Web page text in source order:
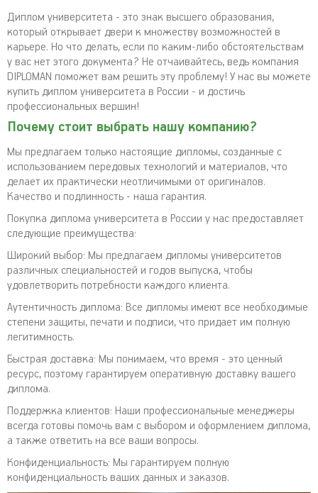
Диплом университета - это знак высшего образования,
который открывает двери к множеству возможностей в
карьере. Но что делать, если по каким-либо обстоятельствам
у вас нет этого документа? Не отчаивайтесь, ведь компания
DIPLOMAN поможет вам решить эту проблему! У нас вы можете
купить диплом университета в России - и достичь
профессиональных вершин!
Почему стоит выбрать нашу компанию?
Мы предлагаем только настоящие дипломы, созданные с
использованием передовых технологий и материалов, что
делает их практически неотличимыми от оригиналов.
Качество и подлинность - наша гарантия.
Покупка диплома университета в России у нас предоставляет
следующие преимущества:
Широкий выбор: Мы предлагаем дипломы университетов
различных специальностей и годов выпуска, чтобы
удовлетворить потребности каждого клиента.
Аутентичность диплома: Все дипломы имеют все необходимые
степени защиты, печати и подписи, что придает им полную
легитимность.
Быстрая доставка: Мы понимаем, что время - это ценный
ресурс, поэтому гарантируем оперативную доставку вашего
диплома.
Поддержка клиентов: Наши профессиональные менеджеры
всегда готовы помочь вам с выбором и оформлением диплома,
а также ответить на все ваши вопросы.
Конфиденциальность: Мы гарантируем полную
конфиденциальность ваших данных и заказов.